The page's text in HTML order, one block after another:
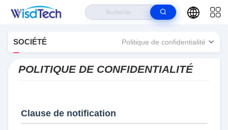
Wisdtech Technology Co.,Limited Politique de confidentialité
SOCIÉTÉ Politique de confidentialité
POLITIQUE DE CONFIDENTIALITÉ
Clause de notification